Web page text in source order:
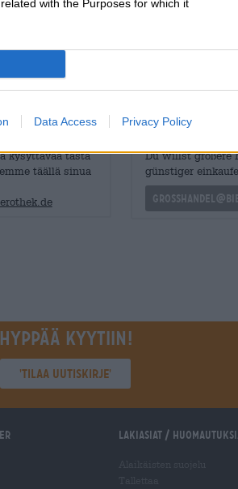
with the Purposes for which it
Data Access Privacy Policy
lintuperspektiivin chilillä ja
porkkananauhat, valkosipuli ja pak
kysyttävää tästä
täällä sinua
Du willst größere
günstiger
Hyppää kyytiin!
'Tilaa uutiskirje'
Lakiasiat /